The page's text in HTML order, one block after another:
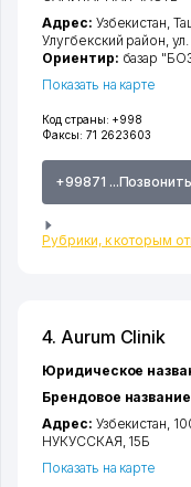
Код страны: +998
Факсы: 71 2623603
+99871 ...Позвонить
Рубрики, к которым
Адрес: Узбекистан,
Улугбекский район,
Ориентир: базар
Показать на карте
4. Aurum Clinik
Юридическое
Брендовое
Адрес: Узбекистан,
НУКУССКАЯ , 15Б
Показать на карте